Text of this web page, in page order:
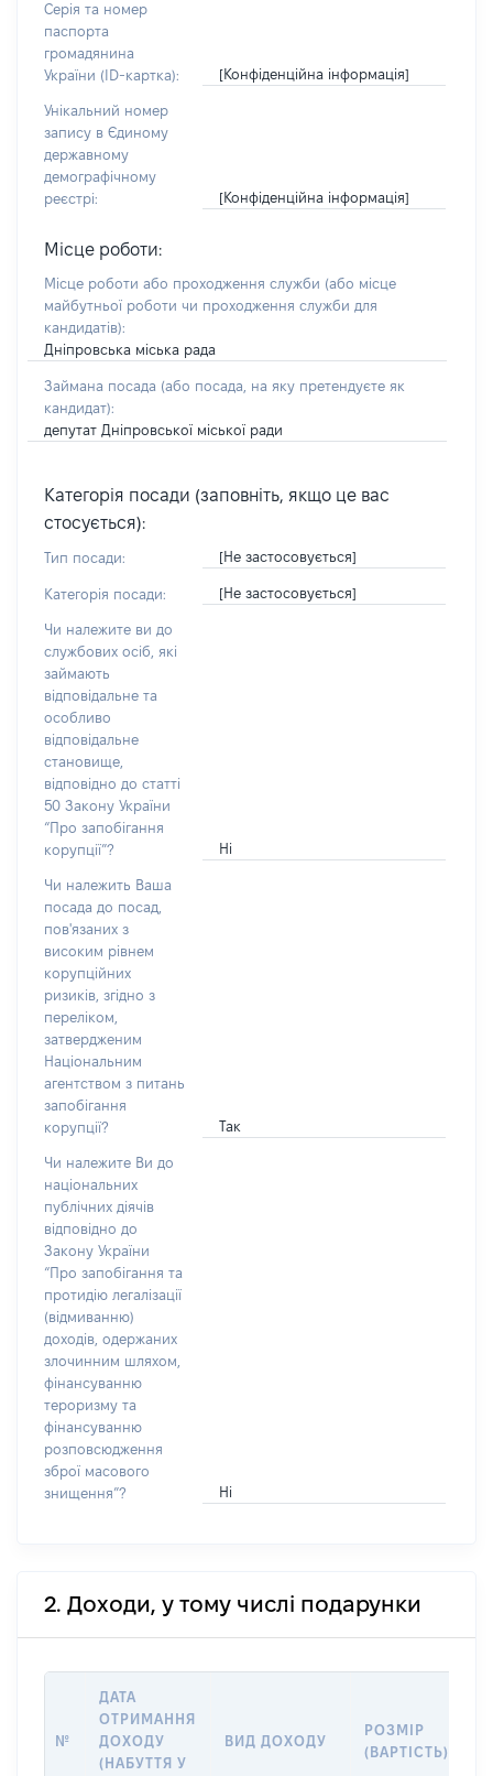
Серія та номер
паспорта
громадянина
України (ID-картка):
[Конфіденційна інформація]
Унікальний номер
запису в Єдиному
державному
демографічному
реєстрі:
[Конфіденційна інформація]
Місце роботи:
Місце роботи або проходження служби (або місце
майбутньої роботи чи проходження служби для
кандидатів):
Дніпровська міська рада
Займана посада (або посада, на яку претендуєте як
кандидат):
депутат Дніпровської міської ради
Категорія посади (заповніть, якщо це вас
стосується):
Тип посади: [Не застосовується]
Категорія посади: [Не застосовується]
Чи належите ви до
службових осіб, які
займають
відповідальне та
особливо
відповідальне
становище,
відповідно до статті
50 Закону України
“Про запобігання
корупції”?
Ні
Чи належить Ваша
посада до посад,
пов'язаних з
високим рівнем
корупційних
ризиків, згідно з
переліком,
затвердженим
Національним
агентством з питань
запобігання
корупції?
Так
Чи належите Ви до
національних
публічних діячів
відповідно до
Закону України
“Про запобігання та
протидію легалізації
(відмиванню)
доходів, одержаних
злочинним шляхом,
фінансуванню
тероризму та
фінансуванню
розповсюдження
зброї масового
знищення”?
Ні
2. Доходи, у тому числі подарунки
№
ДАТА
ОТРИМАННЯ
ДОХОДУ
(НАБУТТЯ У
ВИД ДОХОДУ
РОЗМІР
(ВАРТІСТЬ)